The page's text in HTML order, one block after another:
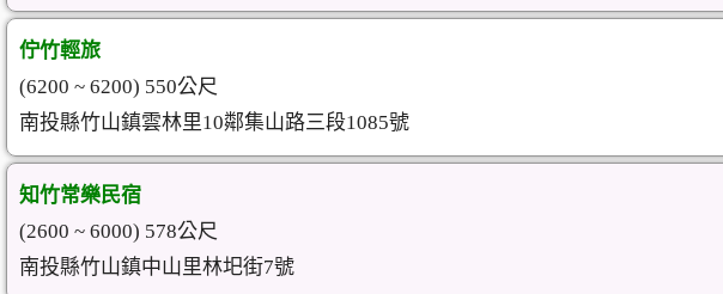
佇竹輕旅
(6200 ~ 6200) 550公尺
南投縣竹山鎮雲林里10鄰集山路三段1085號
知竹常樂民宿
(2600 ~ 6000) 578公尺
南投縣竹山鎮中山里林圯街7號